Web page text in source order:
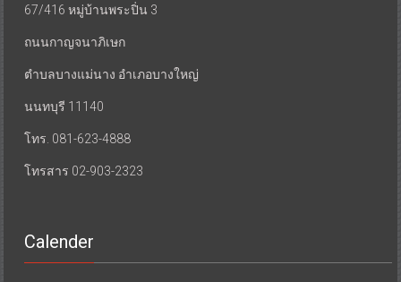
67/416 หมู่บ้านพระปิ่น 3
ถนนกาญจนาภิเษก
ตำบลบางแม่นาง อำเภอบางใหญ่
นนทบุรี 11140
โทร. 081-623-4888
โทรสาร 02-903-2323
Calender